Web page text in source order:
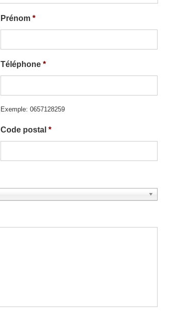
Prénom *
Téléphone *
Exemple: 0657128259
Code postal *